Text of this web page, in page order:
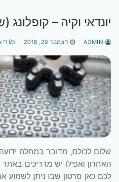
יונדאי וקיה – קופלונג
דצמבר 29, 2018
שלום לכולם, מדובר במחלה
האחרון ואפילו יש מדריכים
לכם כאן סרטון שבו ניתן